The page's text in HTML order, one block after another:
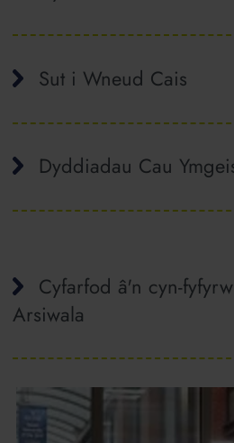
Sut i Wneud Cais
Dyddiadau Cau
Cyfarfod â'n cyn-
Arsiwala